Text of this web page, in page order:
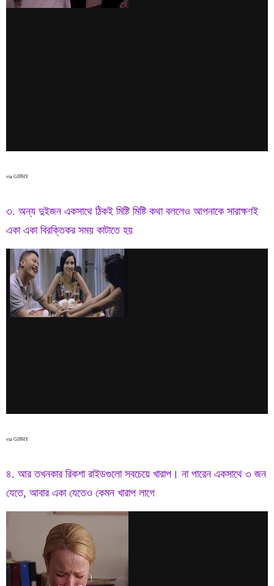
via GIPHY
৩. অন্য দুইজন একসাথে ঠিকই মিষ্টি মিষ্টি কথা বললেও আপনাকে সারাক্ষণই
একা একা বিরক্তিকর সময় কাটাতে হয়
via GIPHY
৪. আর তখনকার রিকশা রাইডগুলো সবচেয়ে খারাপ। না পারেন একসাথে ৩ জন
যেতে, আবার একা যেতেও কেমন খারাপ লাগে